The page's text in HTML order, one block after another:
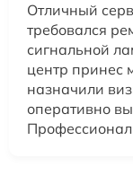
Отличный
требовался
сигнальной
центр принес
назначили
оперативно